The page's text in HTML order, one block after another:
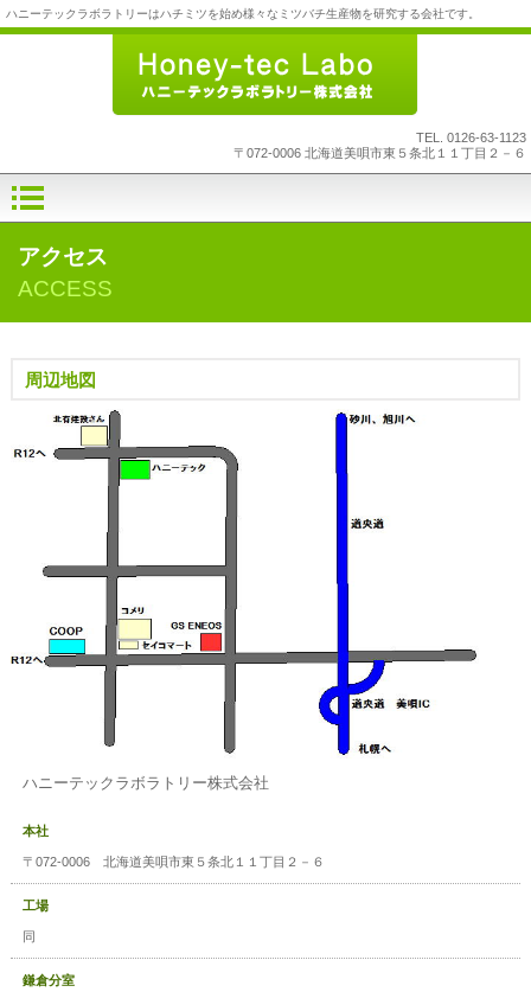
ハニーテックラボラトリーはハチミツを始め様々なミツバチ生産物を研究する会社です。
TEL. 0126-63-1123
〒072-0006 北海道美唄市東５条北１１丁目２－６
アクセス
ACCESS
周辺地図
ハニーテックラボラトリー株式会社
本社
〒072-0006 北海道美唄市東５条北１１丁目２－６
工場
同
鎌倉分室